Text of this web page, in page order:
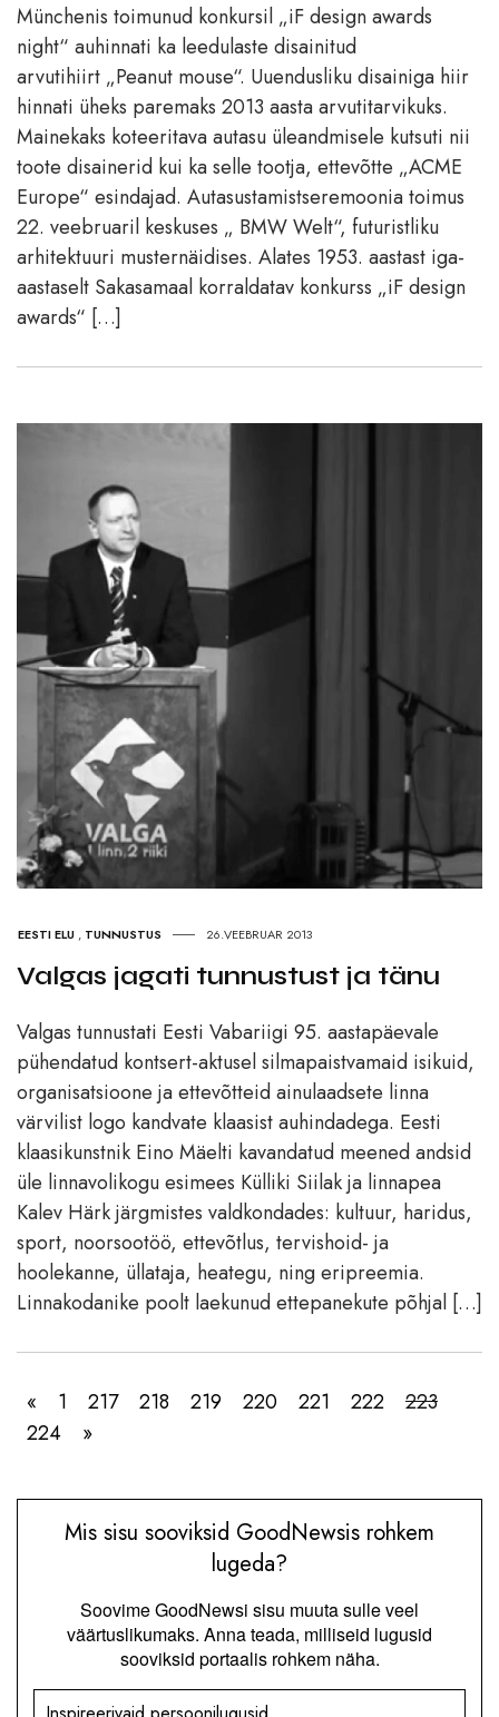
Münchenis toimunud konkursil „iF design awards
night“ auhinnati ka leedulaste disainitud
arvutihiirt „Peanut mouse“. Uuendusliku disainiga hiir
hinnati üheks paremaks 2013 aasta arvutitarvikuks.
Mainekaks koteeritava autasu üleandmisele kutsuti nii
toote disainerid kui ka selle tootja, ettevõtte „ACME
Europe“ esindajad. Autasustamistseremoonia toimus
22. veebruaril keskuses „ BMW Welt“, futuristliku
arhitektuuri musternäidises. Alates 1953. aastast iga-
aastaselt Sakasamaal korraldatav konkurss „iF design
awards“ […]
EESTI ELU , TUNNUSTUS 26.VEEBRUAR 2013
Valgas jagati tunnustust ja tänu
Valgas tunnustati Eesti Vabariigi 95. aastapäevale
pühendatud kontsert-aktusel silmapaistvamaid isikuid,
organisatsioone ja ettevõtteid ainulaadsete linna
värvilist logo kandvate klaasist auhindadega. Eesti
klaasikunstnik Eino Mäelti kavandatud meened andsid
üle linnavolikogu esimees Külliki Siilak ja linnapea
Kalev Härk järgmistes valdkondades: kultuur, haridus,
sport, noorsootöö, ettevõtlus, tervishoid- ja
hoolekanne, üllataja, heategu, ning eripreemia.
Linnakodanike poolt laekunud ettepanekute põhjal […]
« 1 217 218 219 220 221 222
223
224
»
Mis sisu sooviksid GoodNewsis rohkem
lugeda?
Soovime GoodNewsi sisu muuta sulle veel
väärtuslikumaks. Anna teada, milliseid lugusid
sooviksid portaalis rohkem näha.